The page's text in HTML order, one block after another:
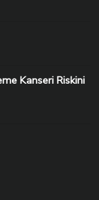
Kanseri Riskini